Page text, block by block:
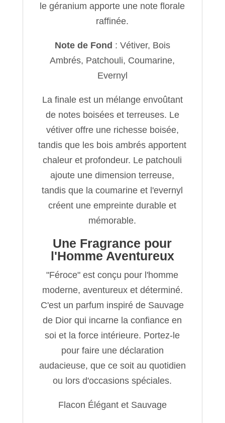
le géranium apporte une note florale
raffinée.
Note de Fond : Vétiver, Bois
Ambrés, Patchouli, Coumarine,
Evernyl
La finale est un mélange envoûtant
de notes boisées et terreuses. Le
vétiver offre une richesse boisée,
tandis que les bois ambrés apportent
chaleur et profondeur. Le patchouli
ajoute une dimension terreuse,
tandis que la coumarine et l'evernyl
créent une empreinte durable et
mémorable.
Une Fragrance pour
l'Homme Aventureux
"Féroce" est conçu pour l'homme
moderne, aventureux et déterminé.
C'est un parfum inspiré de Sauvage
de Dior qui incarne la confiance en
soi et la force intérieure. Portez-le
pour faire une déclaration
audacieuse, que ce soit au quotidien
ou lors d'occasions spéciales.
Flacon Élégant et Sauvage